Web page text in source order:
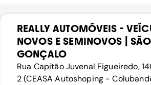
REALLY AUTOMÓVEIS -
NOVOS E SEMINOVOS | SÃO
GONÇALO
Rua Capitão Juvenal Figueiredo,
2 (CEASA Autoshoping -